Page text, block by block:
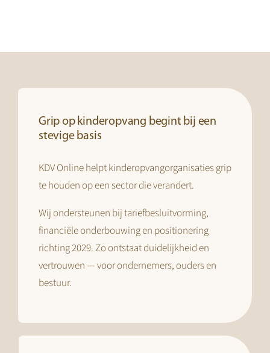
Grip op kinderopvang begint bij een
stevige basis
KDV Online helpt kinderopvangorganisaties grip
te houden op een sector die verandert.
Wij ondersteunen bij tariefbesluitvorming,
financiële onderbouwing en positionering
richting 2029. Zo ontstaat duidelijkheid en
vertrouwen — voor ondernemers, ouders en
bestuur.